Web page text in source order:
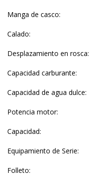
Manga de casco:
Calado:
Desplazamiento en rosca:
Capacidad carburante:
Capacidad de agua dulce:
Potencia motor:
Capacidad:
Equipamiento de Serie:
Folleto: